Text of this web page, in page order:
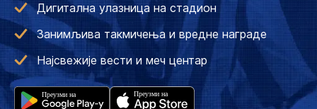
Дигитална улазница на стадион
Занимљива такмичења и вредне награде
Најсвежије вести и меч центар